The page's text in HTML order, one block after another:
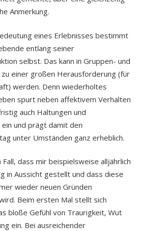
Anmerkung.
eines Erlebnisses bestimmt
entlang seiner
selbst. Das kann in Gruppen- und
einer großen Herausforderung (für
werden. Denn wiederholtes
spurt neben affektivem Verhalten
auch Haltungen und
und prägt damit den
unter Umständen ganz erheblich.
dass mir beispielsweise alljährlich
in Aussicht gestellt und dass diese
wieder neuen Gründen
Beim ersten Mal stellt sich
bloße Gefühl von Traurigkeit, Wut
ein. Bei ausreichender